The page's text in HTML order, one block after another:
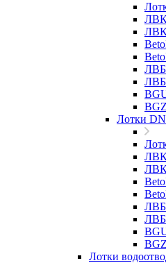
ЛВБ
ЛВБ
Лотки
ЛВБ
ЛВБ
Лотки